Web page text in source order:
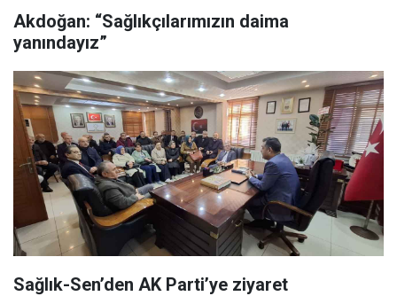
Akdoğan: “Sağlıkçılarımızın daima
yanındayız”
Sağlık-Sen’den AK Parti’ye ziyaret